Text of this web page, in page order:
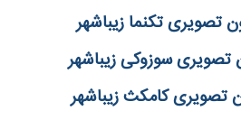
تصویری تکنما زیباشهر
تصویری سوزوکی زیباشهر
تصویری کامکث زیباشهر